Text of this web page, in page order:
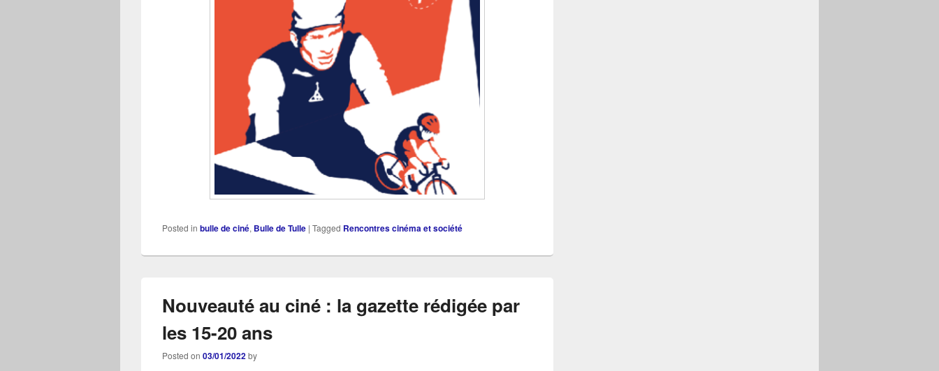
Posted in bulle de ciné, Bulle de Tulle | Tagged Rencontres cinéma et société
Nouveauté au ciné : la gazette rédigée par
les 15-20 ans
Posted on 03/01/2022by